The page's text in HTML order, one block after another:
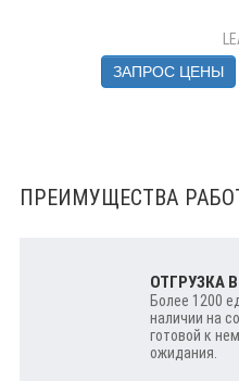
ЗАПРОС ЦЕНЫ
ПРЕИМУЩЕСТВА
ОТГРУЗКА
Более 1200
наличии на
готовой к
ожидания.